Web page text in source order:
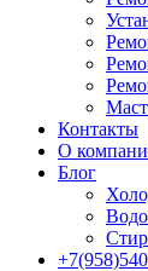
Контакты
О
Блог